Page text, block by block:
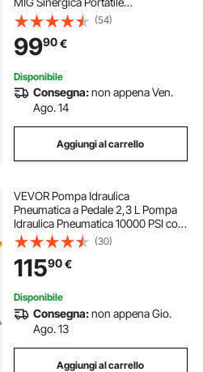
Multiprocesso Senza Gas Saldatrice
MMA Lift TIG 3 in 1 Saldatrice con
Tecnologia IGBT Inverter, Schermo
Digitale
(54)
9990€
Disponibile
Consegna:non appena Ven.
Ago. 14
Aggiungi al carrello
VEVOR Pompa Idraulica
Pneumatica a Pedale 2,3 L Pompa
Idraulica Pneumatica 10000 PSI con
Tubo Flessibile d'Olio e Pistola a
Spruzzo, Kit di Pompa a Pedale
Utilizzato con Cilindri a Semplice
Effetto
(30)
11590€
Disponibile
Consegna:non appena Gio.
Ago. 13
Aggiungi al carrello